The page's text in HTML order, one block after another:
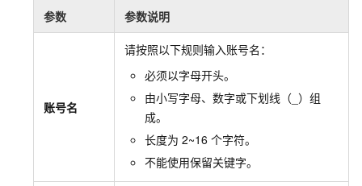
参数 参数说明
账号名
请按照以下规则输入账号名：
必须以字母开头。
由小写字母、数字或下划线（_）组
成。
长度为 2~16 个字符。
不能使用保留关键字。